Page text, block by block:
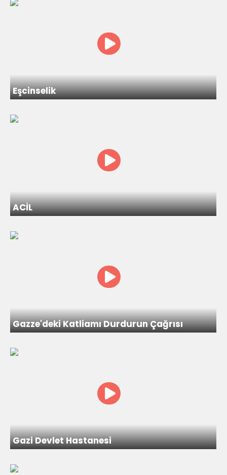
Eşcinselik
ACİL
Gazze'deki Katliamı Durdurun Çağrısı
Gazi Devlet Hastanesi